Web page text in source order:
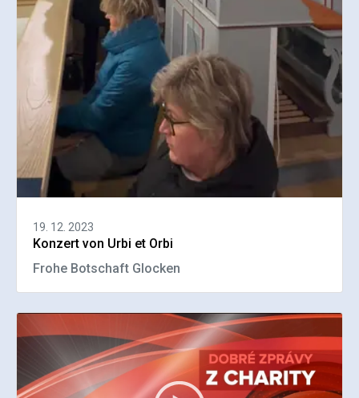
19. 12. 2023
Konzert von Urbi et Orbi
Frohe Botschaft Glocken